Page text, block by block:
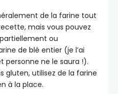
de la farine tout
mais vous pouvez
ou
de blé entier (je l’ai
personne ne le saura !).
gluten, utilisez de la farine
à la place.